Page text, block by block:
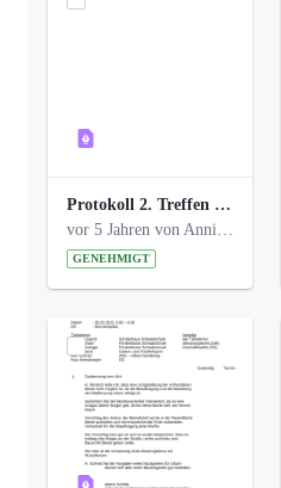
Protokoll 2. Treffen 20140315 AG Bismarckplatz.pdf
vor 5 Jahren von Anni Schlumberger
GENEHMIGT